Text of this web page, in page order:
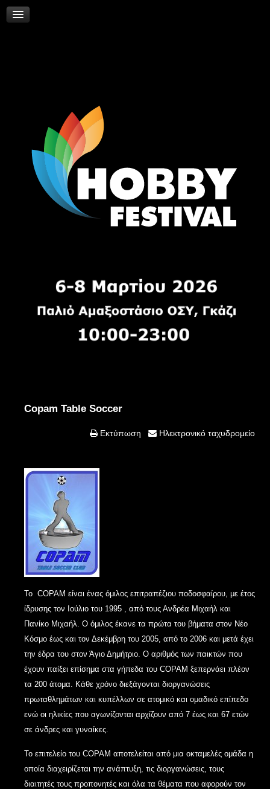
Copam Table Soccer
Εκτύπωση Ηλεκτρονικό ταχυδρομείο
Το COPAM είναι ένας όμιλος επιτραπέζιου ποδοσφαίρου, με έτος
ίδρυσης τον Ιούλιο του 1995 , από τους Ανδρέα Μιχαήλ και
Πανίκο Μιχαήλ. Ο όμιλος έκανε τα πρώτα του βήματα στον Νέο
Κόσμο έως και τον Δεκέμβρη του 2005, από το 2006 και μετά έχει
την έδρα του στον Άγιο Δημήτριο. Ο αριθμός των παικτών που
έχουν παίξει επίσημα στα γήπεδα του COPAM ξεπερνάει πλέον
τα 200 άτομα. Κάθε χρόνο διεξάγονται διοργανώσεις
πρωταθλημάτων και κυπέλλων σε ατομικό και ομαδικό επίπεδο
ενώ οι ηλικίες που αγωνίζονται αρχίζουν από 7 έως και 67 ετών
σε άνδρες και γυναίκες.
Το επιτελείο του COPAM αποτελείται από μια οκταμελές ομάδα η
οποία διαχειρίζεται την ανάπτυξη, τις διοργανώσεις, τους
διαιτητές τους προπονητές και όλα τα θέματα που αφορούν τον